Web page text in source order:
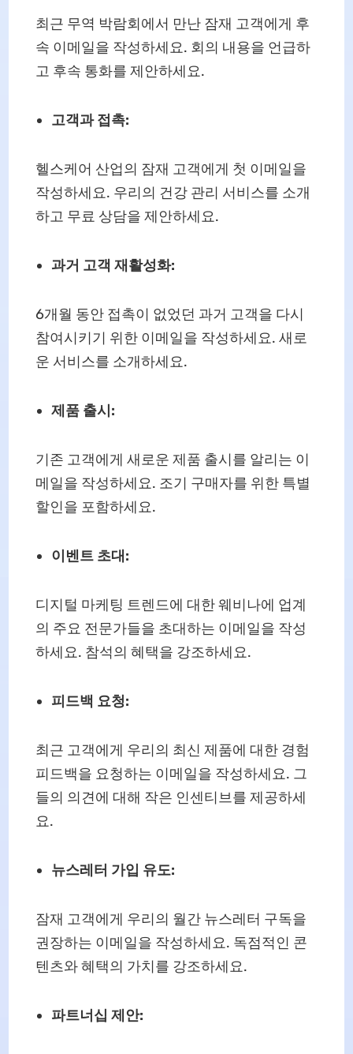
최근 무역 박람회에서 만난 잠재 고객에게 후
속 이메일을 작성하세요. 회의 내용을 언급하
고 후속 통화를 제안하세요.
고객과 접촉:
헬스케어 산업의 잠재 고객에게 첫 이메일을
작성하세요. 우리의 건강 관리 서비스를 소개
하고 무료 상담을 제안하세요.
과거 고객 재활성화:
6개월 동안 접촉이 없었던 과거 고객을 다시
참여시키기 위한 이메일을 작성하세요. 새로
운 서비스를 소개하세요.
제품 출시:
기존 고객에게 새로운 제품 출시를 알리는 이
메일을 작성하세요. 조기 구매자를 위한 특별
할인을 포함하세요.
이벤트 초대:
디지털 마케팅 트렌드에 대한 웨비나에 업계
의 주요 전문가들을 초대하는 이메일을 작성
하세요. 참석의 혜택을 강조하세요.
피드백 요청:
최근 고객에게 우리의 최신 제품에 대한 경험
피드백을 요청하는 이메일을 작성하세요. 그
들의 의견에 대해 작은 인센티브를 제공하세
요.
뉴스레터 가입 유도:
잠재 고객에게 우리의 월간 뉴스레터 구독을
권장하는 이메일을 작성하세요. 독점적인 콘
텐츠와 혜택의 가치를 강조하세요.
파트너십 제안: